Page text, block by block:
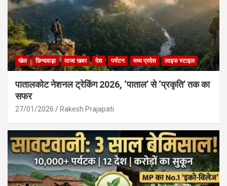
खेल छिन्दवाड़ा ताजा खबर देश पर्यटन मध्य प्रदेश लाइफ स्टाइल
पातालकोट नेशनल ट्रेकिंग 2026, ‘पाताल’ से ‘प्रकृति’ तक का
सफर
27/01/2026 Rakesh Prajapati